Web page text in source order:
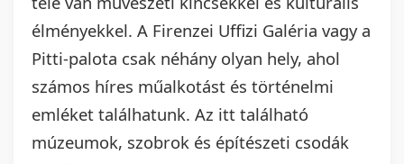
élményekkel. A Firenzei Uffizi Galéria vagy a
Pitti-palota csak néhány olyan hely, ahol
számos híres műalkotást és történelmi
emléket találhatunk. Az itt található
múzeumok, szobrok és építészeti csodák